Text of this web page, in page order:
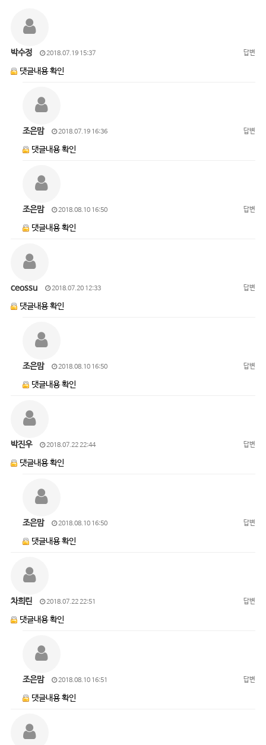
박수정 2018.07.19 15:37 답변
댓글내용 확인
조은맘 2018.07.19 16:36 답변
댓글내용 확인
조은맘 2018.08.10 16:50 답변
댓글내용 확인
ceossu 2018.07.20 12:33 답변
댓글내용 확인
조은맘 2018.08.10 16:50 답변
댓글내용 확인
박진우 2018.07.22 22:44 답변
댓글내용 확인
조은맘 2018.08.10 16:50 답변
댓글내용 확인
차희린 2018.07.22 22:51 답변
댓글내용 확인
조은맘 2018.08.10 16:51 답변
댓글내용 확인